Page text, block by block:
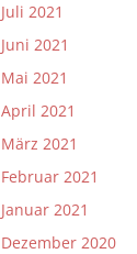
Juli 2021
Juni 2021
Mai 2021
April 2021
März 2021
Februar 2021
Januar 2021
Dezember 2020